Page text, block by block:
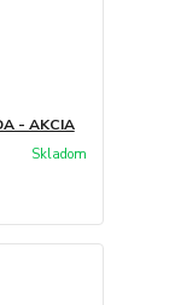
- AKCIA
Skladom